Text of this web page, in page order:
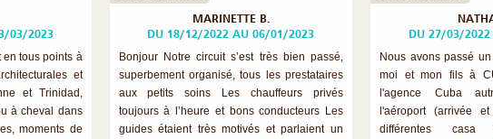
03/2023
tous points à
et
et Trinidad,
à cheval dans
moments de
MARINETTE B.
DU 18/12/2022 AU 06/01/2023
Bonjour Notre circuit s’est très bien passé,
superbement organisé, tous les prestataires
aux petits soins Les chauffeurs privés
toujours à l’heure et bons conducteurs Les
guides étaient très motivés et parlaient un
DU 27/03/
Nous avons passé
moi et mon fils à
l'agence Cuba
l'aéroport (arrivée
différentes casa